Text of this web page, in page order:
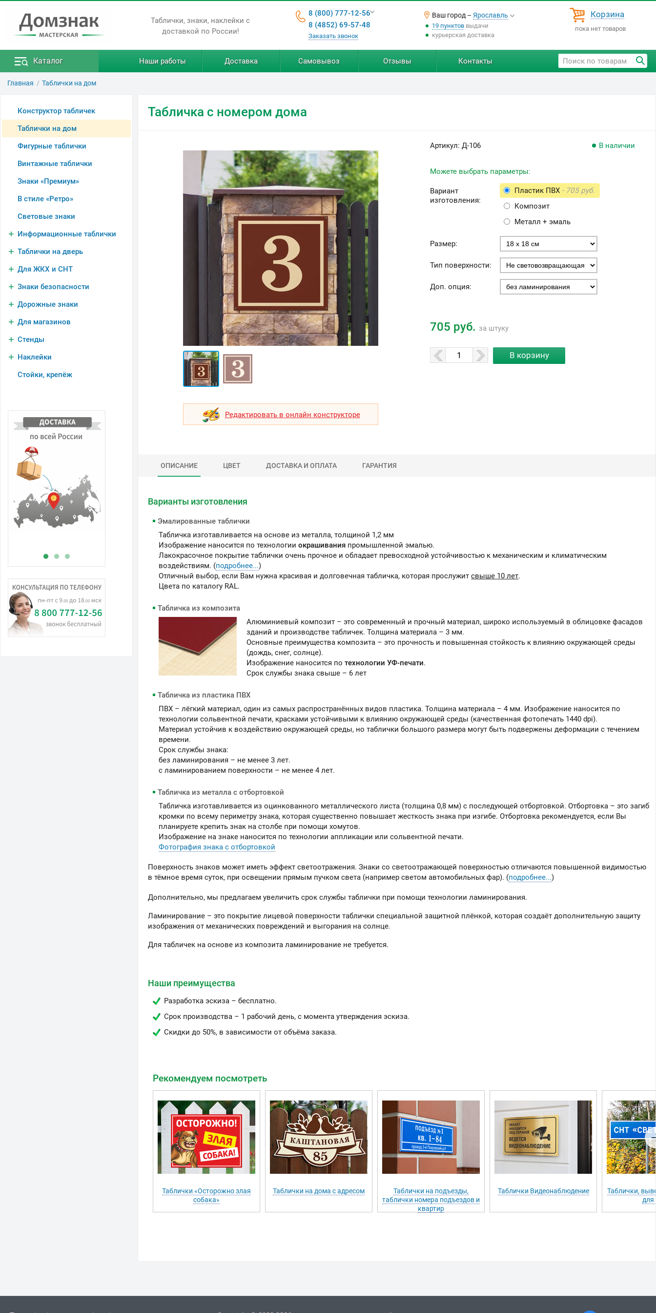
Таблички, знаки, наклейки с
доставкой по России!
8 (800) 777-12-56
8 (4852) 69-57-48
Заказать звонок
Ваш город – Ярославль
19 пунктоввыдачи
курьерская доставка
Корзина
пока нет товаров
Каталог Наши работы Доставка Самовывоз Отзывы Контакты
Главная Таблички на дом
Конструктор табличек
Таблички на дом
Фигурные таблички
Винтажные таблички
Знаки «Премиум»
В стиле «Ретро»
Световые знаки
Информационные таблички
Таблички на дверь
Для ЖКХ и СНТ
Знаки безопасности
Дорожные знаки
Для магазинов
Стенды
Наклейки
Стойки, крепёж
нашу продукцию через
Табличка с номером дома
Редактировать в онлайн конструкторе
Артикул:Д-106 В наличии
Можете выбрать параметры:
Вариант
изготовления:
Пластик ПВХ - 705 руб.
Композит
Металл + эмаль
Размер:
Тип поверхности:
Доп. опция:
705 руб. за штуку
ОПИСАНИЕ ЦВЕТ ДОСТАВКА И ОПЛАТА ГАРАНТИЯ
Варианты изготовления
Эмалированные таблички
Табличка изготавливается на основе из металла, толщиной 1,2 мм
Изображение наносится по технологииокрашивания промышленной эмалью.
Лакокрасочное покрытие таблички очень прочное и обладает превосходной устойчивостью к механическим и климатическим
воздействиям. (подробнее...)
Отличный выбор, если Вам нужна красивая и долговечная табличка, которая прослужитсвыше 10 лет.
Цвета по каталогу RAL.
Табличка из композита
Алюминиевый композит – это современный и прочный материал, широко используемый в облицовке фасадов
зданий и производстве табличек. Толщина материала – 3 мм.
Основные преимущества композита – это прочность и повышенная стойкость к влиянию окружающей среды
(дождь, снег, солнце).
Изображение наносится потехнологии УФ-печати.
Срок службы знака свыше – 6 лет
Табличка из пластика ПВХ
ПВХ – лёгкий материал, один из самых распространённых видов пластика. Толщина материала – 4 мм. Изображение наносится по
технологии сольвентной печати, красками устойчивыми к влиянию окружающей среды (качественная фотопечать 1440 dpi).
Материал устойчив к воздействию окружающей среды, но таблички большого размера могут быть подвержены деформации с течением
времени.
Срок службы знака:
без ламинирования – не менее 3 лет.
c ламинированием поверхности – не менее 4 лет.
Табличка из металла с отбортовкой
Табличка изготавливается из оцинкованного металлического листа (толщина 0,8 мм) с последующей отбортовкой. Отбортовка – это загиб
кромки по всему периметру знака, которая существенно повышает жесткость знака при изгибе. Отбортовка рекомендуется, если Вы
планируете крепить знак на столбе при помощи хомутов.
Изображение на знаке наносится по технологии аппликации или сольвентной печати.
Фотография знака с отбортовкой
Поверхность знаков может иметь эффект светоотражения. Знаки со светоотражающей поверхностью отличаются повышенной видимостью
в тёмное время суток, при освещении прямым пучком света (например светом автомобильных фар). (подробнее...)
Дополнительно, мы предлагаем увеличить срок службы таблички при помощи технологии ламинирования.
Ламинирование – это покрытие лицевой поверхности таблички специальной защитной плёнкой, которая создаёт дополнительную защиту
изображения от механических повреждений и выгорания на солнце.
Для табличек на основе из композита ламинирование не требуется.
Наши преимущества
Разработка эскиза – бесплатно.
Срок производства – 1 рабочий день, с момента утверждения эскиза.
Скидки до 50%, в зависимости от объёма заказа.
Рекомендуем посмотреть
Таблички «Осторожно злая
собака»
Таблички на дома с адресом
Таблички на подъезды,
таблички номера подъездов и
квартир
Таблички Видеонаблюдение
Таблички,